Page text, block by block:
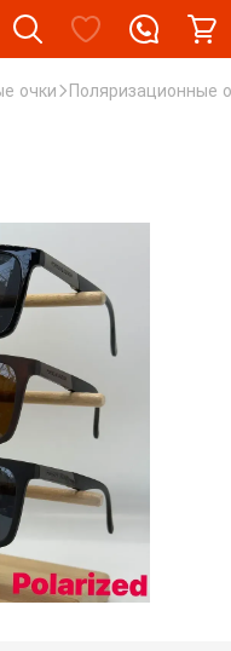
очки Поляризационные